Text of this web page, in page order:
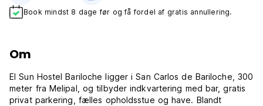
Book mindst 8 dage før og få fordel af gratis annullering.
Om
El Sun Hostel Bariloche ligger i San Carlos de Bariloche, 300
meter fra Melipal, og tilbyder indkvartering med bar, gratis
privat parkering, fælles opholdsstue og have. Blandt